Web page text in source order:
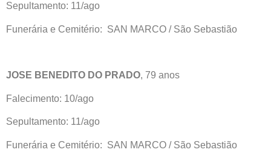
Sepultamento: 11/ago
Funerária e Cemitério: SAN MARCO / São Sebastião
JOSE BENEDITO DO PRADO, 79 anos
Falecimento: 10/ago
Sepultamento: 11/ago
Funerária e Cemitério: SAN MARCO / São Sebastião